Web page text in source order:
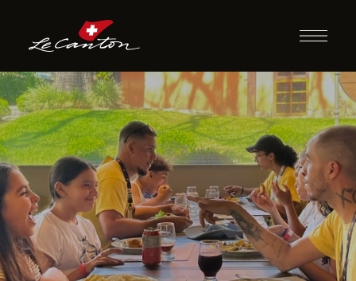
Jantar com
Recreação